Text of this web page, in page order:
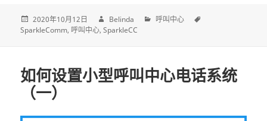
2020年10月12日 Belinda
呼叫中心
SparkleComm 呼叫中心 SparkleCC
如何设置小型呼叫中心电话系统
（一）